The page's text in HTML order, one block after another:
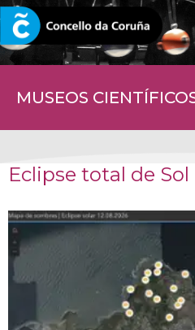
MUSEOS
CORUNA.GAL
Eclipse total de Sol